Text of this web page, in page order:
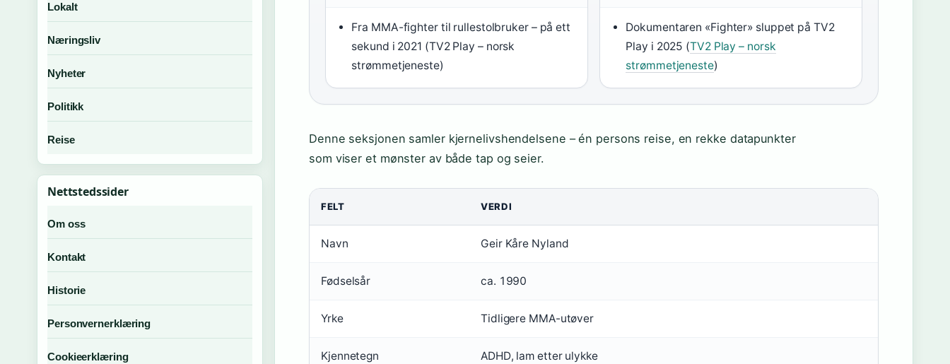
Fra MMA-fighter til rullestolbruker – på ett
sekund i 2021 (TV2 Play – norsk
strømmetjeneste)
Dokumentaren «Fighter» sluppet på TV2
Play i 2025 (TV2 Play – norsk
strømmetjeneste)
Denne seksjonen samler kjernelivshendelsene – én persons reise, en rekke datapunkter
som viser et mønster av både tap og seier.
FELT VERDI
Navn Geir Kåre Nyland
Fødselsår ca. 1990
Yrke Tidligere MMA-utøver
Kjennetegn ADHD, lam etter ulykke
Lokalt
Næringsliv
Nyheter
Politikk
Reise
Nettstedssider
Om oss
Kontakt
Historie
Personvernerklæring
Cookieerklæring